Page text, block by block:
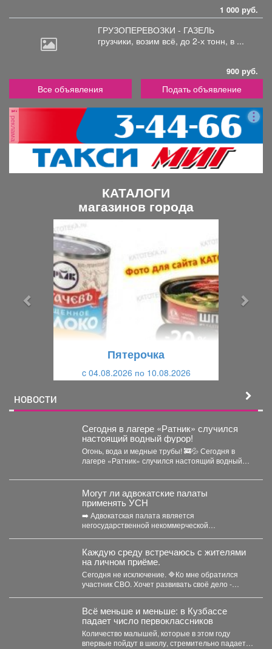
1 000 руб.
ГРУЗОПЕРЕВОЗКИ - ГАЗЕЛЬ
грузчики, возим всё, до 2-х тонн, в ...
900 руб.
Все объявления Подать объявление
реклама
КАТАЛОГИ
магазинов города
Пятерочка
c 04.08.2026 по 10.08.2026
НОВОСТИ
Сегодня в лагере «Ратник» случился
настоящий водный фурор!
Огонь, вода и медные трубы! 🚒💦 Сегодня в
лагере «Ратник» случился настоящий водный
Могут ли адвокатские палаты
применять УСН
➡️ Адвокатская палата является
негосударственной некоммерческой
Каждую среду встречаюсь с жителями
на личном приёме.
Сегодня не исключение. 🔷Ко мне обратился
участник СВО. Хочет развивать своё дело -
Всё меньше и меньше: в Кузбассе
падает число первоклассников
Количество малышей, которые в этом году
впервые пойдут в школу, стремительно падает в